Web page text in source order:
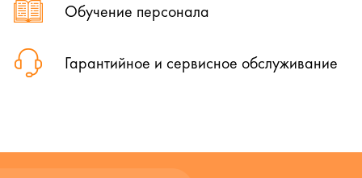
Обучение персонала
Гарантийное и сервисное обслуживание